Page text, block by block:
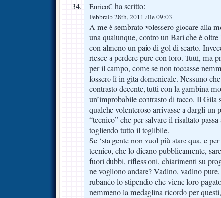
EnricoC ha scritto:
Febbraio 28th, 2011 alle 09:03
A me è sembrato volessero giocare alla
una qualunque, contro un Bari che è
con almeno un paio di gol di scarto.
riesce a perdere pure con loro. Tutti, ma
per il campo, come se non toccasse
fossero lì in gita domenicale. Nessuno
contrasto decente, tutti con la gambina
un’improbabile contrasto di tacco. Il Gila
qualche volenteroso arrivasse a dargli un
“tecnico” che per salvare il risultato
togliendo tutto il toglibile.
Se ‘sta gente non vuol più stare qua, e
tecnico, che lo dicano pubblicamente,
fuori dubbi, riflessioni, chiarimenti su
ne vogliono andare? Vadino, vadino
rubando lo stipendio che viene loro
nemmeno la medaglina ricordo per